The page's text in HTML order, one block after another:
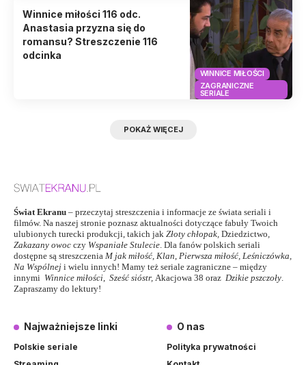
WINNICE MIŁOŚCI
ZAGRANICZNE
SERIALE
Winnice miłości 116 odc.
Anastasia przyzna się do
romansu? Streszczenie 116
odcinka
POKAŻ WIĘCEJ
Świat Ekranu – przeczytaj streszczenia i informacje ze świata seriali i
filmów. Na naszej stronie poznasz aktualności dotyczące fabuły Twoich
ulubionych turecki produkcji, takich jak Złoty chłopak, Dziedzictwo,
Zakazany owoc czy Wspaniałe Stulecie. Dla fanów polskich seriali
dostępne są streszczenia M jak miłość, Klan, Pierwsza miłość, Leśniczówka,
Na Wspólnej i wielu innych! Mamy też seriale zagraniczne – między
innymi Winnice miłości, Sześć sióstr, Akacjowa 38 oraz Dzikie pszczoły.
Zapraszamy do lektury!
Najważniejsze linki
Polskie seriale
O nas
Polityka prywatności